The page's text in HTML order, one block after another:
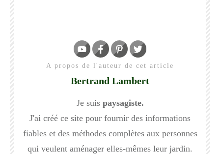
A propos de l'auteur de cet article
Bertrand Lambert
Je suis paysagiste.
J'ai créé ce site pour fournir des informations
fiables et des méthodes complètes aux personnes
qui veulent aménager elles-mêmes leur jardin.